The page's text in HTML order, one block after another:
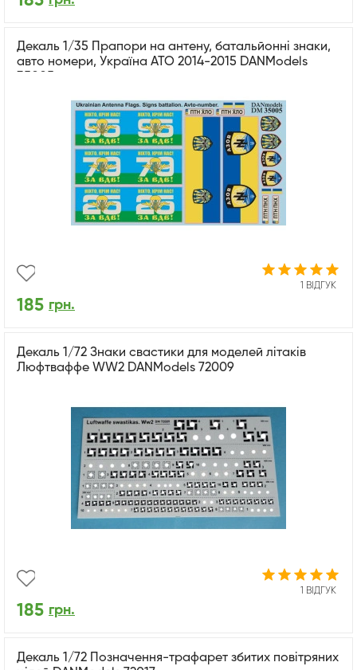
Декаль 1/35 Прапори на антену, батальйонні знаки,
авто номери, Україна АТО 2014-2015 DANModels
1 ВІДГУК
185 грн.
Декаль 1/72 Знаки свастики для моделей літаків
Люфтваффе WW2 DANModels 72009
1 ВІДГУК
185 грн.
Декаль 1/72 Позначення-трафарет збитих повітряних